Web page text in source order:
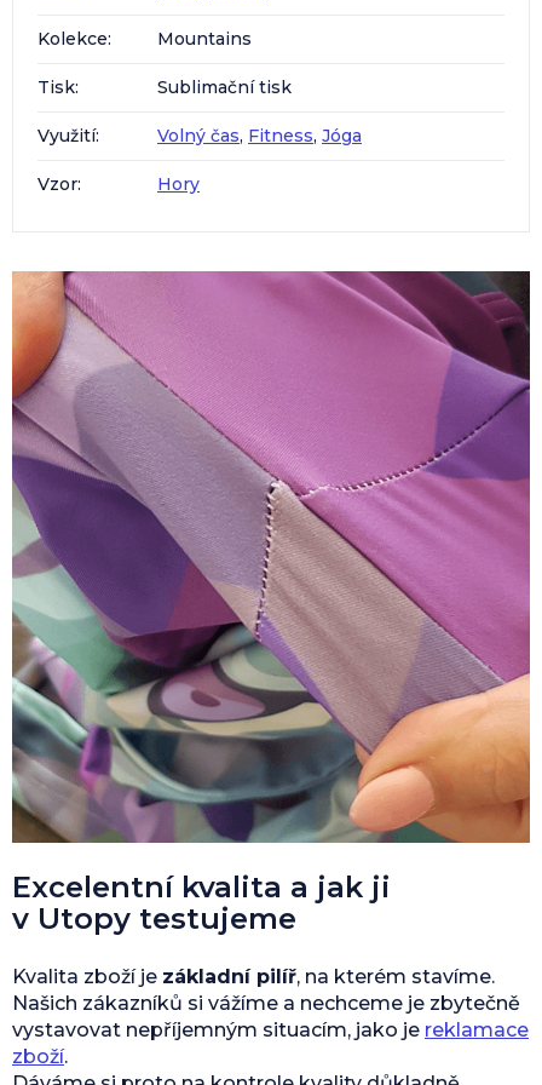
Kolekce: Mountains
Tisk: Sublimační tisk
Využití: Volný čas, Fitness, Jóga
Vzor: Hory
Excelentní kvalita a jak ji
v Utopy testujeme
Kvalita zboží je základní pilíř, na kterém stavíme.
Našich zákazníků si vážíme a nechceme je zbytečně
vystavovat nepříjemným situacím, jako je reklamace
zboží.